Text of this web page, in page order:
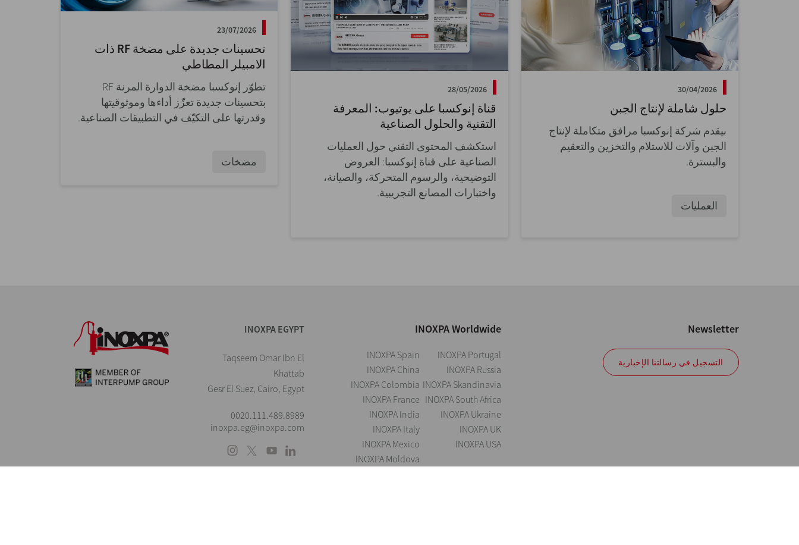
23/07/2026
تحسينات جديدة على مضخة RF ذات
الامبيلر المطاطي
تطوّر إنوكسبا مضخة الدوارة المرنة RF
بتحسينات جديدة تعزّز أداءها وموثوقيتها
وقدرتها على التكيّف في التطبيقات الصناعية.
مضخات
28/05/2026
قناة إنوكسبا على يوتيوب: المعرفة
التقنية والحلول الصناعية
استكشف المحتوى التقني حول العمليات
الصناعية على قناة إنوكسبا: العروض
التوضيحية، والرسوم المتحركة، والصيانة،
واختبارات المصانع التجريبية.
30/04/2026
حلول شاملة لإنتاج الجبن
بيقدم شركة إنوكسبا مرافق متكاملة لإنتاج
الجبن وآلات للاستلام والتخزين والتعقيم
والبسترة.
العمليات
INOXPA EGYPT
Taqseem Omar Ibn El
Khattab
Gesr El Suez, Cairo, Egypt
0020.111.489.8989
inoxpa.eg@inoxpa.com
INOXPA Worldwide
INOXPA Spain
INOXPA China
INOXPA Colombia
INOXPA France
INOXPA India
INOXPA Italy
INOXPA Mexico
INOXPA Moldova
INOXPA Portugal
INOXPA Russia
INOXPA Skandinavia
INOXPA South Africa
INOXPA Ukraine
INOXPA UK
INOXPA USA
Newsletter
التسجيل في رسالتنا الإخبارية